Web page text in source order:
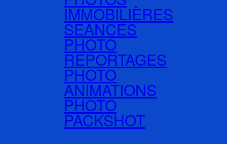
IMMOBILIÈRES
SÉANCES
PHOTO
REPORTAGES
PHOTO
ANIMATIONS
PHOTO
PACKSHOT